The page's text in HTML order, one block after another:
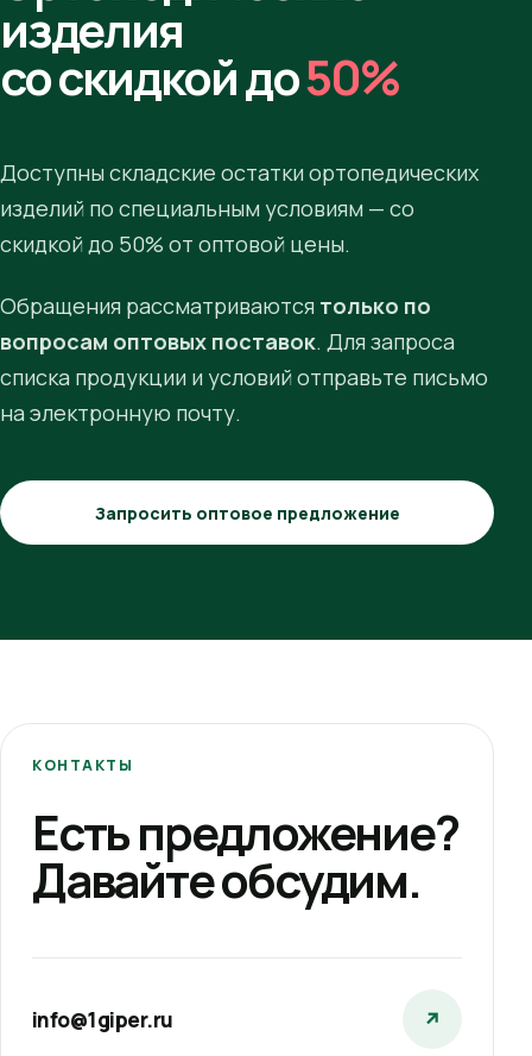
изделия
со скидкой до50%
Доступны складские остатки ортопедических
изделий по специальным условиям — со
скидкой до 50% от оптовой цены.
Обращения рассматриваются только по
вопросам оптовых поставок. Для запроса
списка продукции и условий отправьте письмо
на электронную почту.
Запросить оптовое предложение
КОНТАКТЫ
Есть предложение?
Давайте обсудим.
info@1giper.ru ↗